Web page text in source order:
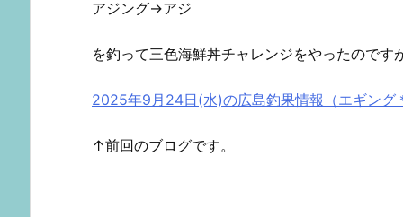
アジング→アジ
を釣って三色海鮮丼チャレンジをやったのです
2025年9月24日(水)の広島釣果情報（エギング
↑前回のブログです。